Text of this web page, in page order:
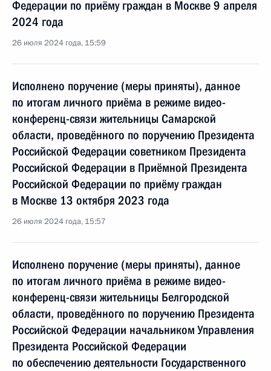
Федерации по приёму граждан в Москве 9 апреля
2024 года
26 июля 2024 года, 15:59
Исполнено поручение (меры приняты), данное
по итогам личного приёма в режиме видео-
конференц-связи жительницы Самарской
области, проведённого по поручению Президента
Российской Федерации советником Президента
Российской Федерации в Приёмной Президента
Российской Федерации по приёму граждан
в Москве 13 октября 2023 года
26 июля 2024 года, 15:57
Исполнено поручение (меры приняты), данное
по итогам личного приёма в режиме видео-
конференц-связи жительницы Белгородской
области, проведённого по поручению Президента
Российской Федерации начальником Управления
Президента Российской Федерации
по обеспечению деятельности Государственного